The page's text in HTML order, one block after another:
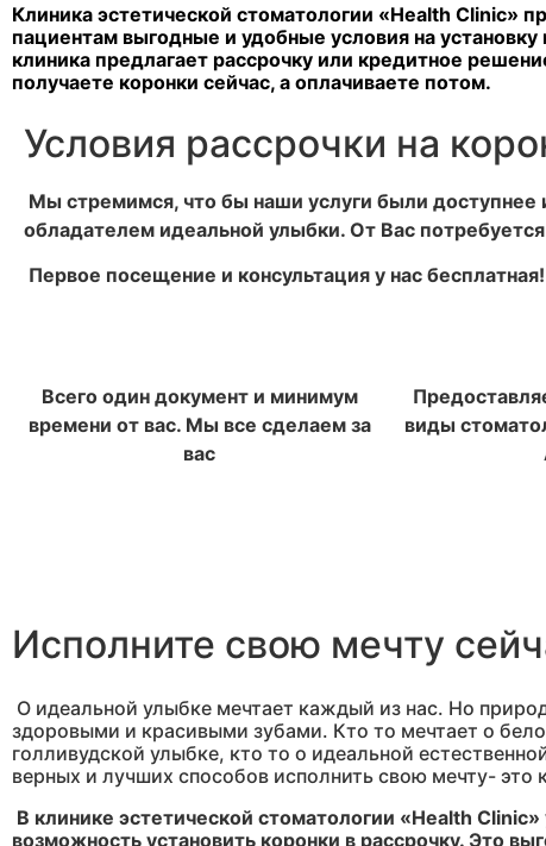
Клиника эстетической стоматологии «Health Clinic»
пациентам выгодные и удобные условия на
клиника предлагает рассрочку или кредитное
получаете коронки сейчас, а оплачиваете потом.
Условия рассрочки на
Мы стремимся, что бы наши услуги были доступнее
обладателем идеальной улыбки. От Вас
Первое посещение и консультация у нас
Всего один документ и минимум
времени от вас. Мы все сделаем за
вас
виды
Исполните свою мечту
О идеальной улыбке мечтает каждый из нас. Но
здоровыми и красивыми зубами. Кто то мечтает о
голливудской улыбке, кто то о идеальной
верных и лучших способов исполнить свою мечту- это
В клинике эстетической стоматологии «Health Clinic»
возможность установить коронки в рассрочку. Это